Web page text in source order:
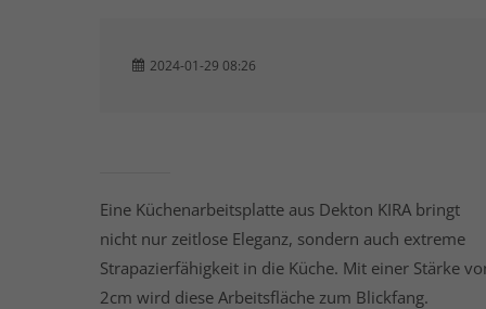
2024-01-29 08:26
Eine Küchenarbeitsplatte aus Dekton KIRA bringt
nicht nur zeitlose Eleganz, sondern auch extreme
Strapazierfähigkeit in die Küche. Mit einer Stärke
2cm wird diese Arbeitsfläche zum Blickfang.